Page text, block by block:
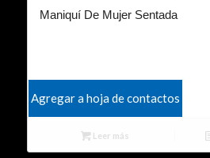
Maniquí De Mujer Sentada
Agregar a hoja de contactos
Leer más